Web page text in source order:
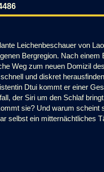
Leichenbeschauer von
Bergregion. Nach
Weg zum neuen Domizil
und diskret
Dtui kommt er einer
der Siri um den Schlaf
sie? Und warum
selbst ein mitternächtliches